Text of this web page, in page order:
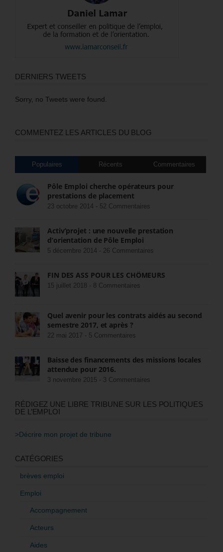
DERNIERS TWEETS
Sorry, no Tweets were found.
COMMENTEZ LES ARTICLES DU BLOG
Populaires Récents Commentaires
Pôle Emploi cherche opérateurs pour
prestations de placement
23 octobre 2014 - 52 Commentaires
Activ’projet : une nouvelle prestation
d’orientation de Pôle Emploi
5 décembre 2014 - 26 Commentaires
FIN DES ASS POUR LES CHÔMEURS
15 juillet 2018 - 8 Commentaires
Quel avenir pour les contrats aidés au second
semestre 2017, et après ?
22 mai 2017 - 5 Commentaires
Baisse des financements des missions locales
attendue pour 2016.
3 novembre 2015 - 3 Commentaires
RÉDIGEZ UNE LIBRE TRIBUNE SUR LES POLITIQUES
DE L’EMPLOI
>Décrire mon projet de tribune
CATÉGORIES
brèves emploi
Emploi
Accompagnement
Acteurs
Aides